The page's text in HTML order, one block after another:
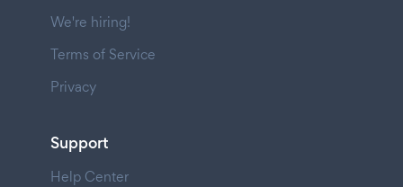
We're hiring!
Terms of Service
Privacy
Support
Help Center